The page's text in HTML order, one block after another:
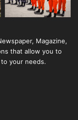
Magazine,
that allow you to
your needs.